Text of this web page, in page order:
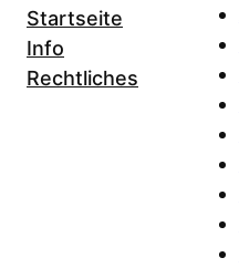
Startseite
Info
Rechtliches